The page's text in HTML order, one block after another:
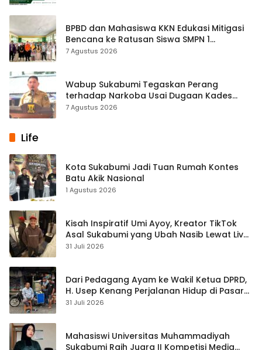
BPBD dan Mahasiswa KKN Edukasi Mitigasi
Bencana ke Ratusan Siswa SMPN 1
Simpenan
7 Agustus 2026
Wabup Sukabumi Tegaskan Perang
terhadap Narkoba Usai Dugaan Kades
Terlibat
7 Agustus 2026
Life
Kota Sukabumi Jadi Tuan Rumah Kontes
Batu Akik Nasional
1 Agustus 2026
Kisah Inspiratif Umi Ayoy, Kreator TikTok
Asal Sukabumi yang Ubah Nasib Lewat Live
Streaming
31 Juli 2026
Dari Pedagang Ayam ke Wakil Ketua DPRD,
H. Usep Kenang Perjalanan Hidup di Pasar
Cisaat
31 Juli 2026
Mahasiswi Universitas Muhammadiyah
Sukabumi Raih Juara II Kompetisi Media